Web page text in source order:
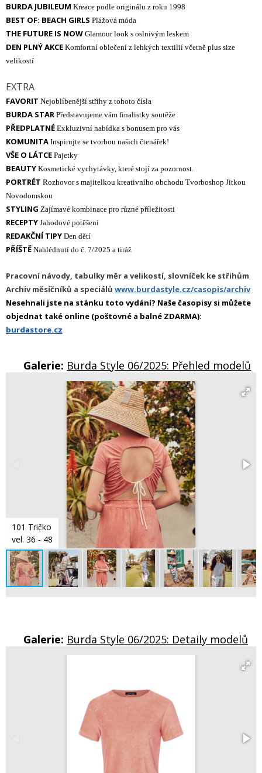
BURDA JUBILEUM Kreace podle originálu z roku 1998
BEST OF: BEACH GIRLS Plážová móda
THE FUTURE IS NOW Glamour look s oslnivým leskem
DEN PLNÝ AKCE Komfortní oblečení z lehkých textilií včetně plus size
velikostí
EXTRA
FAVORIT Nejoblíbenější střihy z tohoto čísla
BURDA STAR Představujeme vám finalistky soutěže
PŘEDPLATNÉ Exkluzivní nabídka s bonusem pro vás
KOMUNITA Inspirujte se tvorbou našich čtenářek!
VŠE O LÁTCE Pajetky
BEAUTY Kosmetické vychytávky, které stojí za pozornost.
PORTRÉT Rozhovor s majitelkou kreativního obchodu Tvorboshop Jitkou
Novodomskou
STYLING Zajímavé kombinace pro různé příležitosti
RECEPTY Jahodové potěšení
REDAKČNÍ TIPY Den dětí
PŘÍŠTĚ Nahlédnutí do č. 7/2025 a tiráž
Pracovní návody, tabulky měr a velikostí, slovníček ke střihům
Archiv měsíčníků a speciálů www.burdastyle.cz/casopis/archiv
Nesehnali jste na stánku toto vydání? Naše časopisy si můžete
objednat také online (poštovné a balné ZDARMA):
burdastore.cz
Galerie: Burda Style 06/2025: Přehled modelů
101 Tričko
vel. 36 - 48
Galerie: Burda Style 06/2025: Detaily modelů